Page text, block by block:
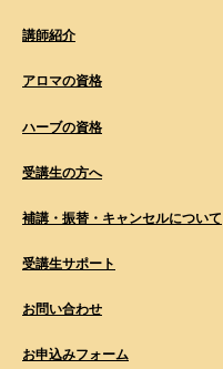
講師紹介
アロマの資格
ハーブの資格
受講生の方へ
補講・振替・キャンセルについて
受講生サポート
お問い合わせ
お申込みフォーム